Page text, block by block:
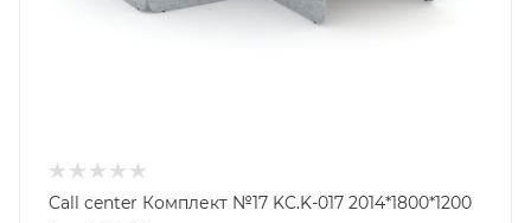
Call center Комплект №17 KC.K-017 2014*1800*1200